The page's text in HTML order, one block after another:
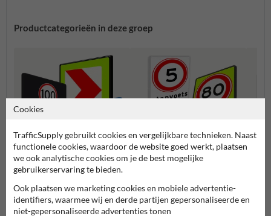
Productcategorieën in deze groep
Bebakening (BB-serie)
Verkeersborden RVV
Cookies
TrafficSupply gebruikt cookies en vergelijkbare technieken. Naast
functionele cookies, waardoor de website goed werkt, plaatsen
we ook analytische cookies om je de best mogelijke
gebruikerservaring te bieden.
Ook plaatsen we marketing cookies en mobiele advertentie-
identifiers, waarmee wij en derde partijen gepersonaliseerde en
niet-gepersonaliseerde advertenties tonen